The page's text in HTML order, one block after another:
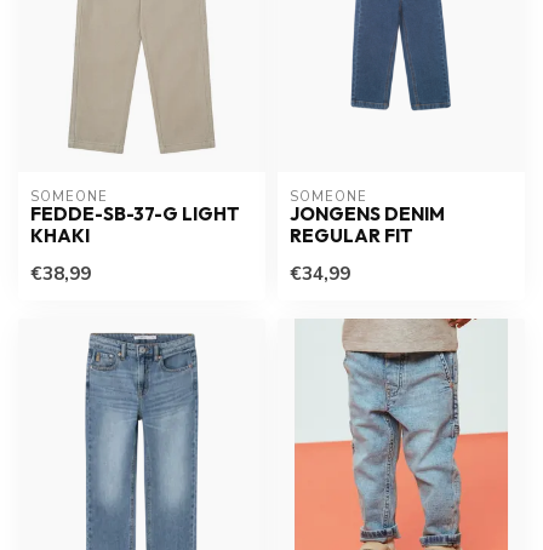
SOMEONE
FEDDE-SB-37-G LIGHT
KHAKI
€38,99
SOMEONE
JONGENS DENIM
REGULAR FIT
€34,99